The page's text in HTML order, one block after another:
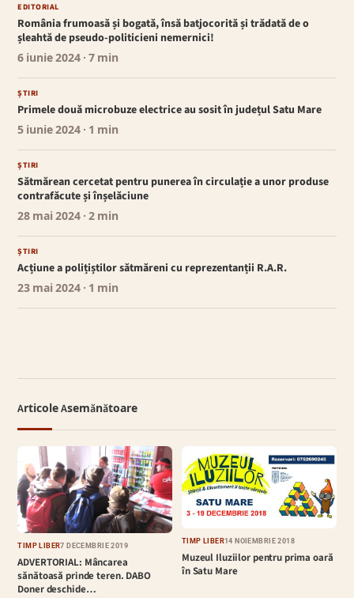
EDITORIAL
România frumoasă și bogată, însă batjocorită și trădată de o
șleahtă de pseudo-politicieni nemernici!
6 iunie 2024 · 7 min
ȘTIRI
Primele două microbuze electrice au sosit în județul Satu Mare
5 iunie 2024 · 1 min
ȘTIRI
Sătmărean cercetat pentru punerea în circulație a unor produse
contrafăcute și înșelăciune
28 mai 2024 · 2 min
ȘTIRI
Acțiune a polițiștilor sătmăreni cu reprezentanții R.A.R.
23 mai 2024 · 1 min
Articole Asemănătoare
TIMP LIBER7 DECEMBRIE 2019
ADVERTORIAL: Mâncarea
sănătoasă prinde teren. DABO
Doner deschide…
TIMP LIBER14 NOIEMBRIE 2018
Muzeul Iluziilor pentru prima oară
în Satu Mare